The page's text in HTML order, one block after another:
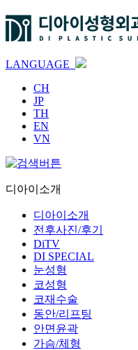
LANGUAGE
CH
JP
TH
EN
VN
디아이소개
디아이소개
전후사진/후기
DiTV
DI SPECIAL
눈성형
코성형
코재수술
동안/리프팅
안면윤곽
가슴/체형